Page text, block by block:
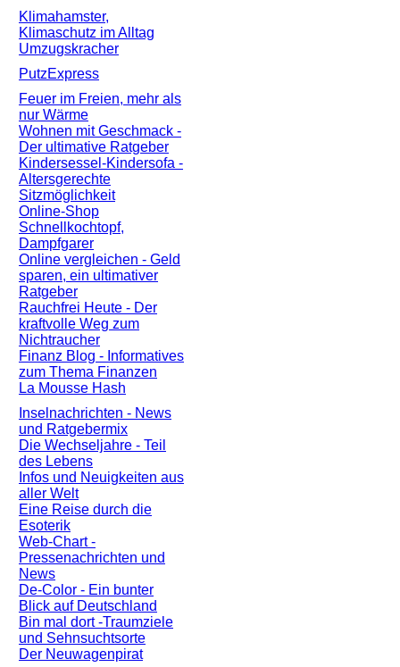
Klimahamster,
Klimaschutz im Alltag
Umzugskracher
PutzExpress
Feuer im Freien, mehr als
nur Wärme
Wohnen mit Geschmack -
Der ultimative Ratgeber
Kindersessel-Kindersofa -
Altersgerechte
Sitzmöglichkeit
Online-Shop
Schnellkochtopf,
Dampfgarer
Online vergleichen - Geld
sparen, ein ultimativer
Ratgeber
Rauchfrei Heute - Der
kraftvolle Weg zum
Nichtraucher
Finanz Blog - Informatives
zum Thema Finanzen
La Mousse Hash
Inselnachrichten - News
und Ratgebermix
Die Wechseljahre - Teil
des Lebens
Infos und Neuigkeiten aus
aller Welt
Eine Reise durch die
Esoterik
Web-Chart -
Pressenachrichten und
News
De-Color - Ein bunter
Blick auf Deutschland
Bin mal dort -Traumziele
und Sehnsuchtsorte
Der Neuwagenpirat